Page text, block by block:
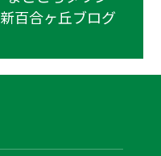
新百合ヶ丘ブログ